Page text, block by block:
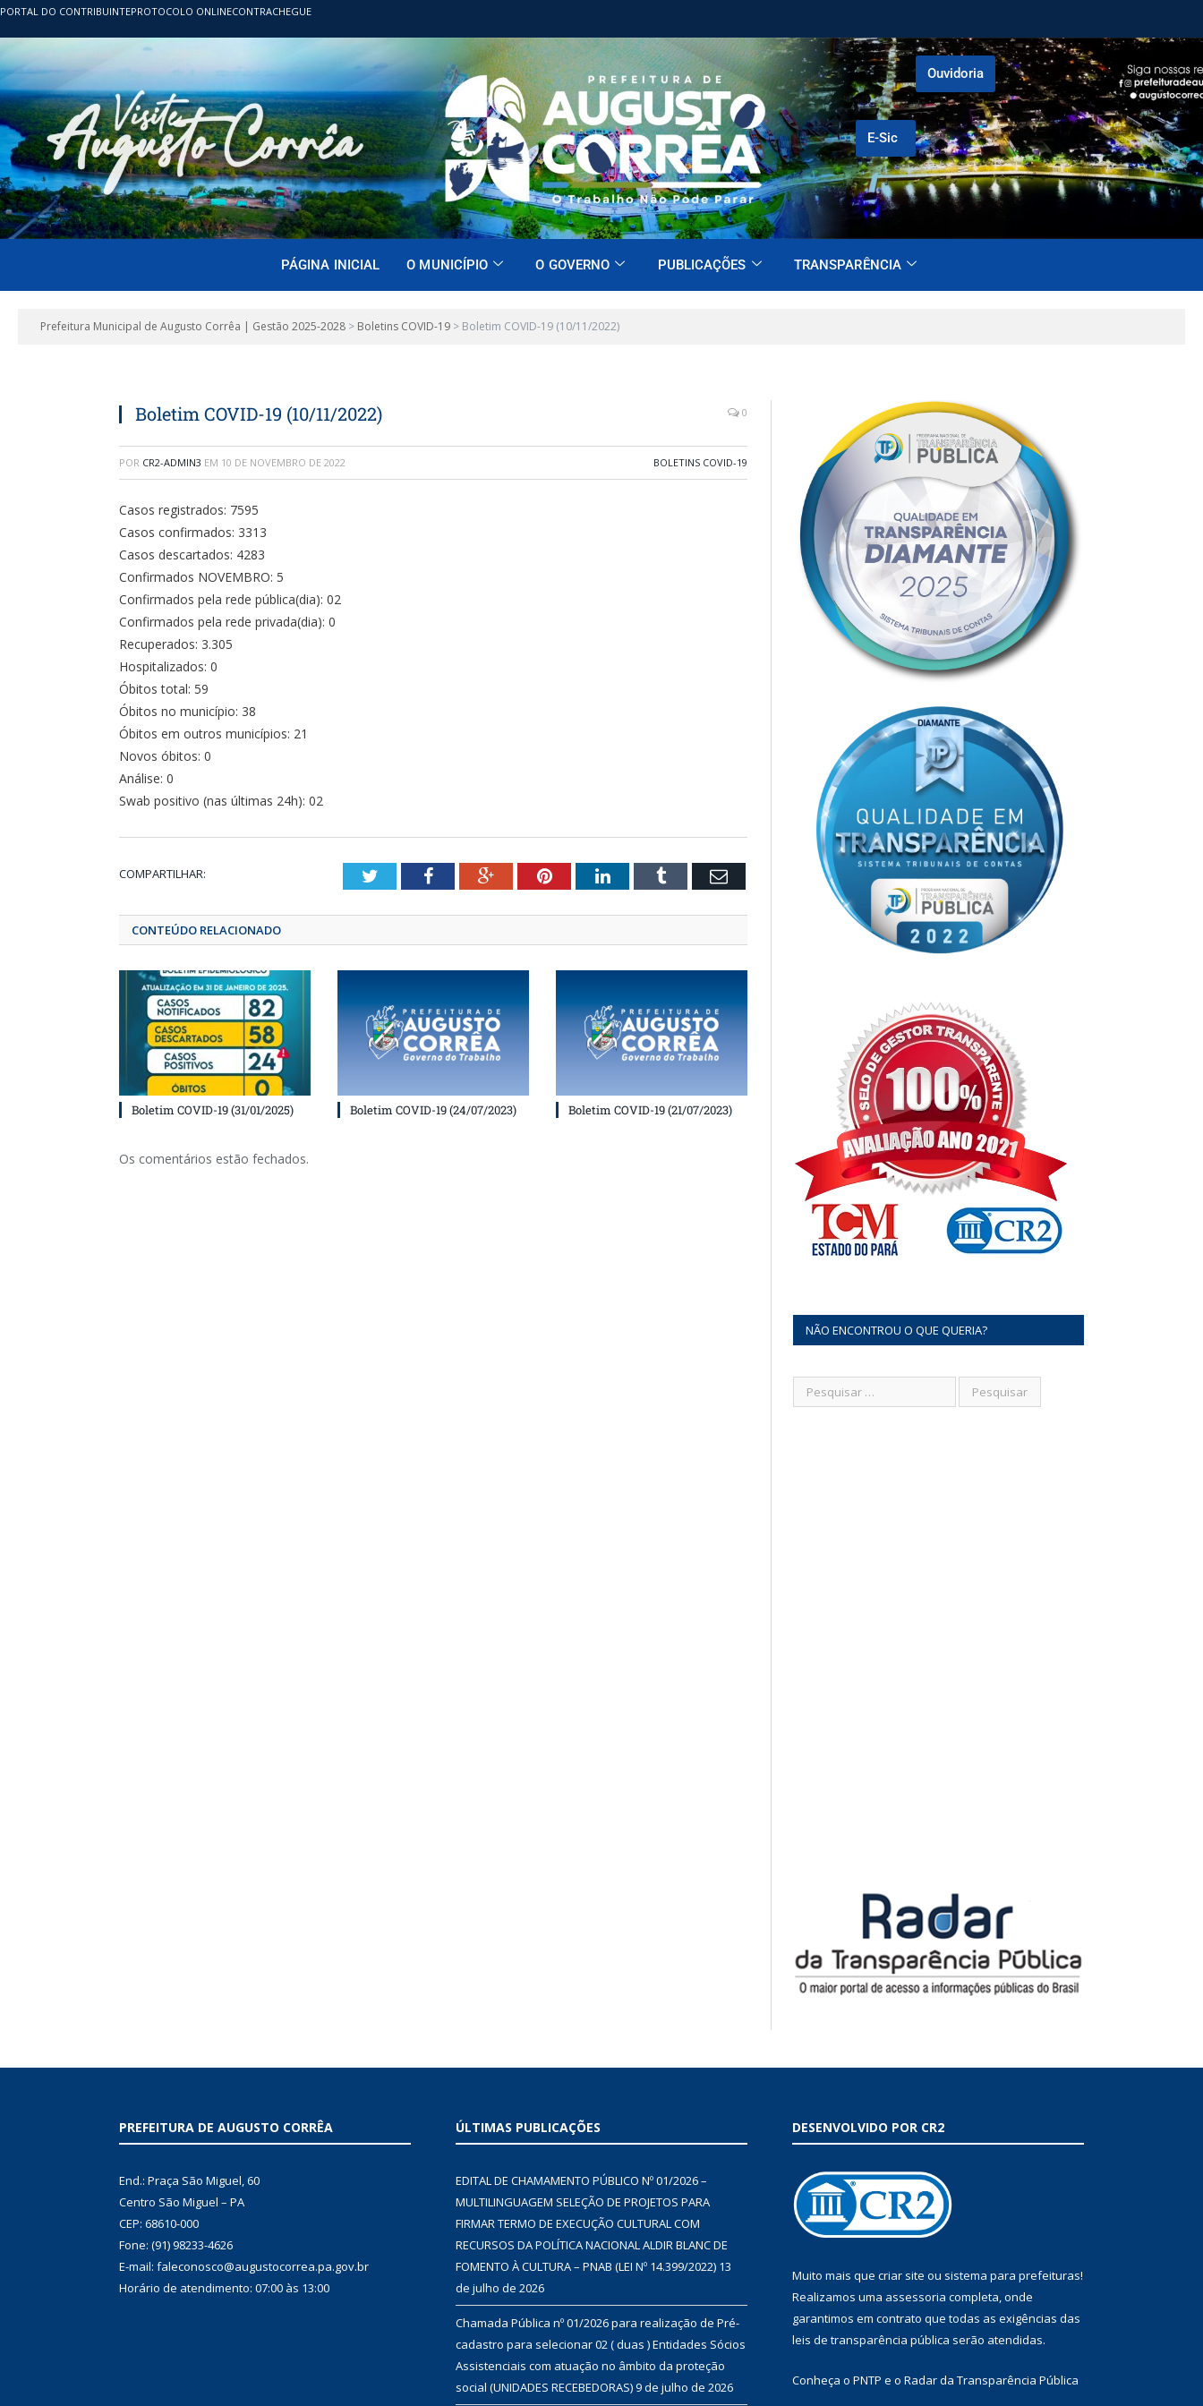
PORTAL DO CONTRIBUINTEPROTOCOLO ONLINECONTRACHEGUE
E-Sic
Ouvidoria
PÁGINA INICIAL O MUNICÍPIO O GOVERNO PUBLICAÇÕES TRANSPARÊNCIA
Prefeitura Municipal de Augusto Corrêa | Gestão 2025-2028 > Boletins COVID-19 > Boletim COVID-19 (10/11/2022)
Boletim COVID-19 (10/11/2022) 0
POR CR2-ADMIN3 EM 10 DE NOVEMBRO DE 2022 BOLETINS COVID-19
Casos registrados: 7595
Casos confirmados: 3313
Casos descartados: 4283
Confirmados NOVEMBRO: 5
Confirmados pela rede pública(dia): 02
Confirmados pela rede privada(dia): 0
Recuperados: 3.305
Hospitalizados: 0
Óbitos total: 59
Óbitos no município: 38
Óbitos em outros municípios: 21
Novos óbitos: 0
Análise: 0
Swab positivo (nas últimas 24h): 02
COMPARTILHAR: TwitterFacebookGoogle+Pinterest
LinkedInTumblrEmail
CONTEÚDO RELACIONADO
Boletim COVID-19 (31/01/2025) Boletim COVID-19 (24/07/2023) Boletim COVID-19 (21/07/2023)
Os comentários estão fechados.
NÃO ENCONTROU O QUE QUERIA?
PREFEITURA DE AUGUSTO CORRÊA
End.: Praça São Miguel, 60
Centro São Miguel – PA
CEP: 68610-000
Fone: (91) 98233-4626
E-mail: faleconosco@augustocorrea.pa.gov.br
Horário de atendimento: 07:00 às 13:00
ÚLTIMAS PUBLICAÇÕES
EDITAL DE CHAMAMENTO PÚBLICO Nº 01/2026 –
MULTILINGUAGEM SELEÇÃO DE PROJETOS PARA
FIRMAR TERMO DE EXECUÇÃO CULTURAL COM
RECURSOS DA POLÍTICA NACIONAL ALDIR BLANC DE
FOMENTO À CULTURA – PNAB (LEI Nº 14.399/2022) 13
de julho de 2026
Chamada Pública nº 01/2026 para realização de Pré-
cadastro para selecionar 02 ( duas ) Entidades Sócios
Assistenciais com atuação no âmbito da proteção
social (UNIDADES RECEBEDORAS)9 de julho de 2026
DESENVOLVIDO POR CR2
Muito mais que criar site ou sistema para prefeituras!
Realizamos uma assessoria completa, onde
garantimos em contrato que todas as exigências das
leis de transparência pública serão atendidas.
Conheça o PNTP e o Radar da Transparência Pública